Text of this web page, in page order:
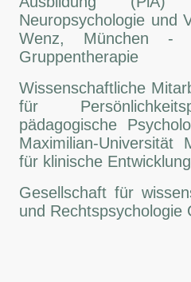
Neuropsychologie und
Wenz, München -
Gruppentherapie
Wissenschaftliche
für
pädagogische
Maximilian-Universität
für klinische
Gesellschaft für
und Rechtspsychologie